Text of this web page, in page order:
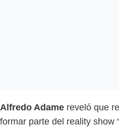
Alfredo Adame reveló que
formar parte del reality show